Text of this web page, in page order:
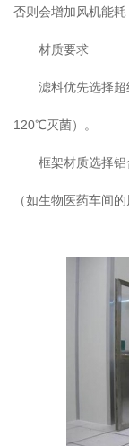
否则会增加风机能耗
材质要求
滤料优先选择超
120℃灭菌）。
框架材质选择铝
（如生物医药车间的